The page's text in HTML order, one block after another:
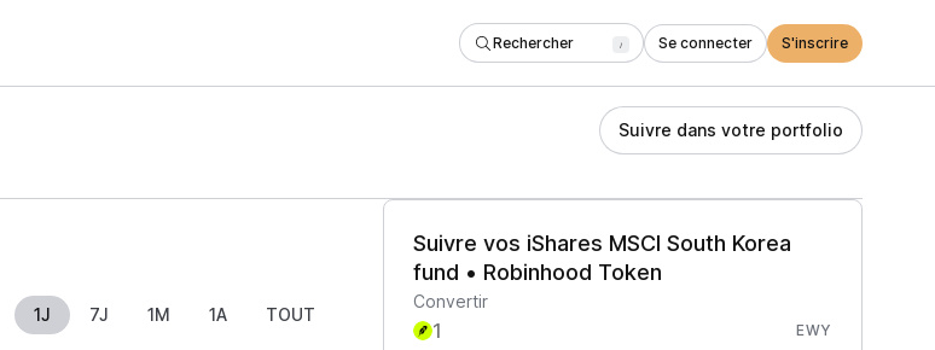
Rechercher / Se connecter S'inscrire
Suivre dans votre portfolio
1J 7J 1M 1A TOUT
Suivre vos iShares MSCI South Korea
fund • Robinhood Token
Convertir
EWY